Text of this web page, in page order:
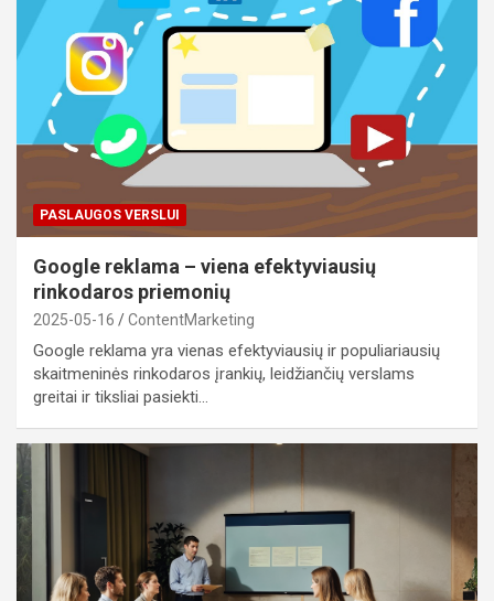
PASLAUGOS VERSLUI
Google reklama – viena efektyviausių
rinkodaros priemonių
2025-05-16 ContentMarketing
Google reklama yra vienas efektyviausių ir populiariausių
skaitmeninės rinkodaros įrankių, leidžiančių verslams
greitai ir tiksliai pasiekti…